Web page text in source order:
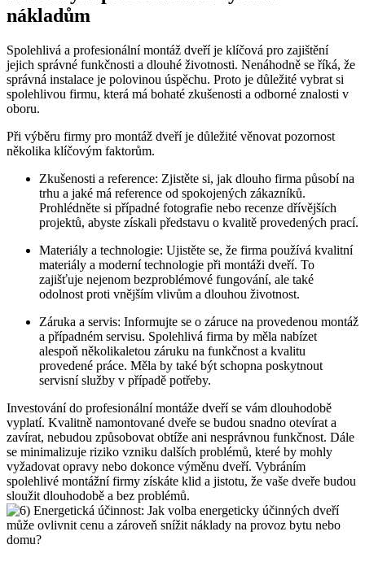
nákladům
Spolehlivá a profesionální montáž dveří je klíčová pro zajištění
jejich správné funkčnosti a dlouhé životnosti. Nenáhodně se říká, že
správná instalace je polovinou úspěchu. Proto je důležité vybrat si
spolehlivou firmu, která má bohaté zkušenosti a odborné znalosti v
oboru.
Při výběru firmy pro montáž dveří je důležité věnovat pozornost
několika klíčovým faktorům.
Zkušenosti a reference: Zjistěte si, jak dlouho firma působí na
trhu a jaké má reference od spokojených zákazníků.
Prohlédněte si případné fotografie nebo recenze dřívějších
projektů, abyste získali představu o kvalitě provedených prací.
Materiály a technologie: Ujistěte se, že firma používá kvalitní
materiály a moderní technologie při montáži dveří. To
zajišťuje nejenom bezproblémové fungování, ale také
odolnost proti vnějším vlivům a dlouhou životnost.
Záruka a servis: Informujte se o záruce na provedenou montáž
a případném servisu. Spolehlivá firma by měla nabízet
alespoň několikaletou záruku na funkčnost a kvalitu
provedené práce. Měla by také být schopna poskytnout
servisní služby v případě potřeby.
Investování do profesionální montáže dveří se vám dlouhodobě
vyplatí. Kvalitně namontované dveře se budou snadno otevírat a
zavírat, nebudou způsobovat obtíže ani nesprávnou funkčnost. Dále
se minimalizuje riziko vzniku dalších problémů, které by mohly
vyžadovat opravy nebo dokonce výměnu dveří. Vybráním
spolehlivé montážní firmy získáte klid a jistotu, že vaše dveře budou
sloužit dlouhodobě a bez problémů.